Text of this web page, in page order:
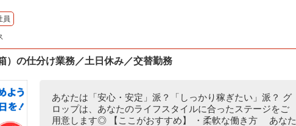
員
）の仕分け業務／土日休み／交替勤務
あなたは「安心・安定」派？「しっかり稼ぎたい」派？ グ
ロップは、あなたのライフスタイルに合ったステージをご
用意します◎ 【ここがおすすめ】 ・柔軟な働き方 あなた